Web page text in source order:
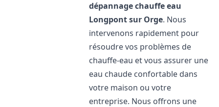
dépannage chauffe eau
Longpont sur Orge. Nous
intervenons rapidement pour
résoudre vos problèmes de
chauffe-eau et vous assurer une
eau chaude confortable dans
votre maison ou votre
entreprise. Nous offrons une